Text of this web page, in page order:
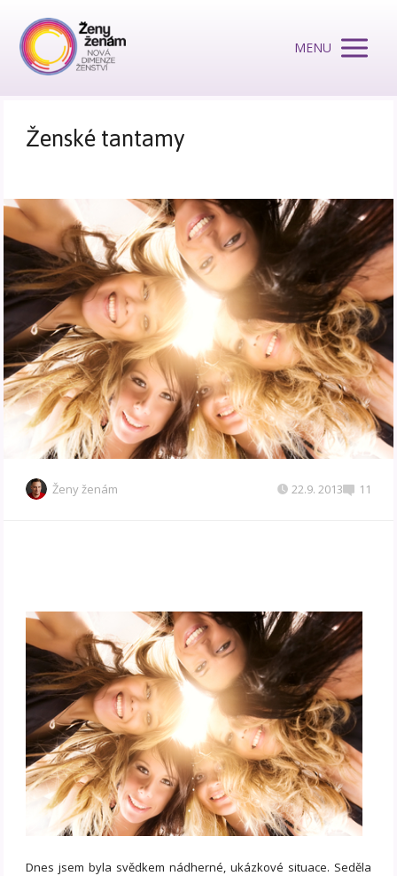
MENU
Ženské tantamy
Ženy ženám 22.9. 2013 11
Dnes jsem byla svědkem nádherné, ukázkové situace. Seděla